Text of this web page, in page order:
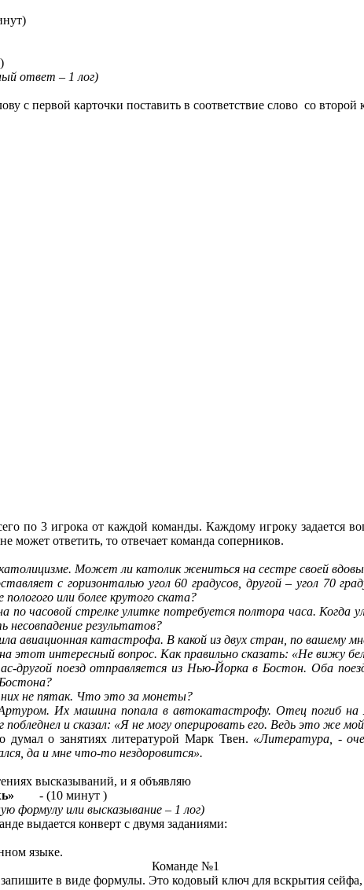
ответ – 1 лог)
с первой карточки поставить в соответствие слово со
по 3 игрока от каждой команды. Каждому игроку задается
ответить, то отвечает команда соперников.
Может ли католик жениться на сестре своей
с горизонталью угол 60 градусов, другой – угол 70
или более крутого ската?
по часовой стрелке улитке потребуется полтора часа.
несовпадение результатов?
авиационная катастрофа. В какой из двух стран, по вашему
этот интересный вопрос. Как правильно сказать: «Не вижу
другой поезд отправляется из Нью-Йорка в Бостон. Оба
не пятак. Что это за монеты?
Их машина попала в автокатастрофу. Отец погиб
побледнел и сказал: «Я не могу оперировать его. Ведь это же
о занятиях литературой Марк Твен. «Литература, -
да и мне что-то нездоровится».
высказываний, и я объявляю
- (10 минут )
формулу или высказывание – 1 лог)
выдается конверт с двумя заданиями:
языке.
Команде №1
в виде формулы. Это кодовый ключ для вскрытия сейфа,